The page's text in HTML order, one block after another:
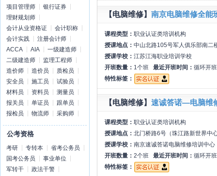
项目管理师
银行证券
理财规划师
会计从业资格证
会计职称
会计实践
注册会计师
ACCA
AIA
一级建造师
二级建造师
监理工程师
造价师
造价员
质检员
安全员
施工员
试验员
材料员
资料员
测量员
报关员
单证员
跟单员
报检员
物流师 采购师
公考资格
考研 专转本
省考公务员
国考公务员
事业单位
军转干
政法干警
【电脑维修】 南京电脑维修全能
课程类型： 职业认证类培训机构
授课地点： 中山北路105号军人俱乐部南二
授课学校： 江苏江海职业培训学校
开班数量： 1个班 最近开班时间： 循环开班
特性标签：
【电脑维修】 速诚答诺—电脑维
课程类型： 职业认证类培训机构
授课地点： 北门桥路6号（珠江路新世界中
授课学校： 南京速诚答诺电脑维修培训中心
开班数量： 2个班 最近开班时间： 循环开班
特性标签：